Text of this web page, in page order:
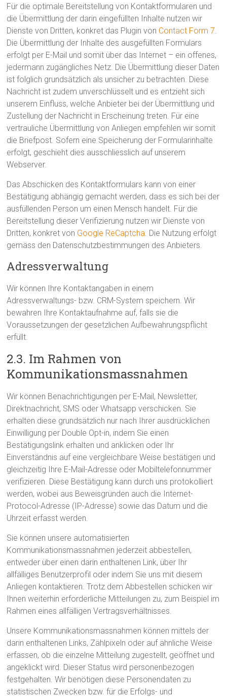
Für die optimale Bereitstellung von Kontaktformularen und
die Übermittlung der darin eingefüllten Inhalte nutzen wir
Dienste von Dritten, konkret das Plugin von Contact Form 7
Die Übermittlung der Inhalte des ausgefüllten Formulars
erfolgt per E-Mail und somit über das Internet – ein offenes,
jedermann zugängliches Netz. Die Übermittlung dieser Daten
ist folglich grundsätzlich als unsicher zu betrachten. Diese
Nachricht ist zudem unverschlüsselt und es entzieht sich
unserem Einfluss, welche Anbieter bei der Übermittlung und
Zustellung der Nachricht in Erscheinung treten. Für eine
vertrauliche Übermittlung von Anliegen empfehlen wir somit
die Briefpost. Sofern eine Speicherung der Formularinhalte
erfolgt, geschieht dies ausschliesslich auf unserem
Webserver.
Das Abschicken des Kontaktformulars kann von einer
Bestätigung abhängig gemacht werden, dass es sich bei der
ausfüllenden Person um einen Mensch handelt. Für die
Bereitstellung dieser Verifizierung nutzen wir Dienste von
Dritten, konkret von Google ReCaptcha . Die Nutzung erfolgt
gemäss den Datenschutzbestimmungen des Anbieters.
Adressverwaltung
Wir können Ihre Kontaktangaben in einem
Adressverwaltungs- bzw. CRM-System speichern. Wir
bewahren Ihre Kontaktaufnahme auf, falls sie die
Voraussetzungen der gesetzlichen Aufbewahrungspflicht
erfüllt.
2.3. Im Rahmen von
Kommunikationsmassnahmen
Wir können Benachrichtigungen per E-Mail, Newsletter,
Direktnachricht, SMS oder Whatsapp verschicken. Sie
erhalten diese grundsätzlich nur nach Ihrer ausdrücklichen
Einwilligung per Double Opt-in, indem Sie einen
Bestätigungslink erhalten und anklicken oder Ihr
Einverständnis auf eine vergleichbare Weise bestätigen und
gleichzeitig Ihre E-Mail-Adresse oder Mobiltelefonnummer
verifizieren. Diese Bestätigung kann durch uns protokolliert
werden, wobei aus Beweisgründen auch die Internet-
Protocol-Adresse (IP-Adresse) sowie das Datum und die
Uhrzeit erfasst werden.
Sie können unsere automatisierten
Kommunikationsmassnahmen jederzeit abbestellen,
entweder über einen darin enthaltenen Link, über Ihr
allfälliges Benutzerprofil oder indem Sie uns mit diesem
Anliegen kontaktieren. Trotz dem Abbestellen schicken wir
Ihnen weiterhin erforderliche Mitteilungen zu, zum Beispiel im
Rahmen eines allfälligen Vertragsverhältnisses.
Unsere Kommunikationsmassnahmen können mittels der
darin enthaltenen Links, Zählpixeln oder auf ähnliche Weise
erfassen, ob die einzelne Mitteilung zugestellt, geöffnet und
angeklickt wird. Dieser Status wird personenbezogen
festgehalten. Wir benötigen diese Personendaten zu
statistischen Zwecken bzw. für die Erfolgs- und